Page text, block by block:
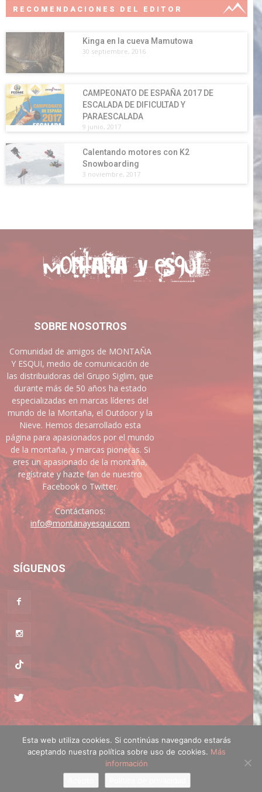
RECOMENDACIONES DEL EDITOR
Kinga en la cueva Mamutowa
30 septiembre, 2016
CAMPEONATO DE ESPAÑA 2017 DE
ESCALADA DE DIFICULTAD Y
PARAESCALADA
9 junio, 2017
Calentando motores con K2
Snowboarding
3 noviembre, 2017
SOBRE NOSOTROS
Comunidad de amigos de MONTAÑA
Y ESQUI, medio de comunicación de
las distribuidoras del Grupo Siglim, que
durante más de 50 años ha estado
especializadas en marcas líderes del
mundo de la Montaña, el Outdoor y la
Nieve. Hemos desarrollado esta
página para apasionados por el mundo
de la montaña, y marcas pioneras. Si
eres un apasionado de la montaña,
regístrate y hazte fan de nuestro
Facebook o Twitter.
Contáctanos:
info@montanayesqui.com
SÍGUENOS
Política de cookies·Política de privacidad
© montanayesqui.com - Diseño webArtimedia
Esta web utiliza cookies. Si continúas navegando estarás
aceptando nuestra política sobre uso de cookies. Más
información